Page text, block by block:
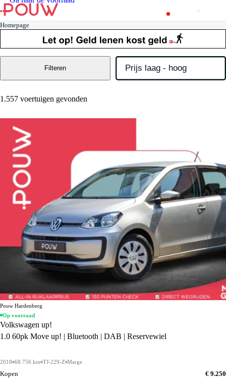
Homepage
1.557 voertuigen gevonden
Filteren
Pouw Hardenberg
Op voorraad
Volkswagen up!
1.0 60pk Move up! | Bluetooth | DAB | Reservewiel
2018 68.756 km TJ-229-Z Marge
Kopen
€ 9.250